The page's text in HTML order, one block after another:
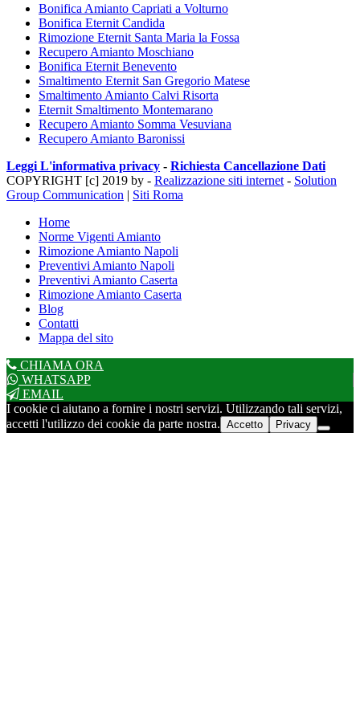
Bonifica Amianto Capriati a Volturno
Bonifica Eternit Candida
Rimozione Eternit Santa Maria la Fossa
Recupero Amianto Moschiano
Bonifica Eternit Benevento
Smaltimento Eternit San Gregorio Matese
Smaltimento Amianto Calvi Risorta
Eternit Smaltimento Montemarano
Recupero Amianto Somma Vesuviana
Recupero Amianto Baronissi
Leggi L'informativa privacy - Richiesta Cancellazione Dati
COPYRIGHT [c] 2019 by - Realizzazione siti internet - Solution
Group Communication | Siti Roma
Home
Norme Vigenti Amianto
Rimozione Amianto Napoli
Preventivi Amianto Napoli
Preventivi Amianto Caserta
Rimozione Amianto Caserta
Blog
Contatti
Mappa del sito
CHIAMA ORA
WHATSAPP
EMAIL
I cookie ci aiutano a fornire i nostri servizi. Utilizzando tali servizi,
accetti l'utilizzo dei cookie da parte nostra. Accetto Privacy